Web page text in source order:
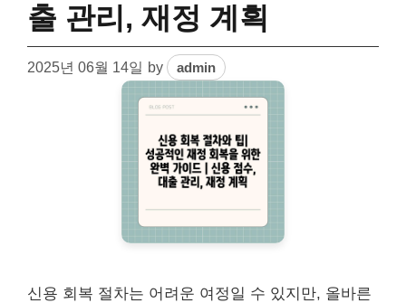
출 관리, 재정 계획
2025년 06월 14일 by admin
신용 회복 절차는 어려운 여정일 수 있지만, 올바른